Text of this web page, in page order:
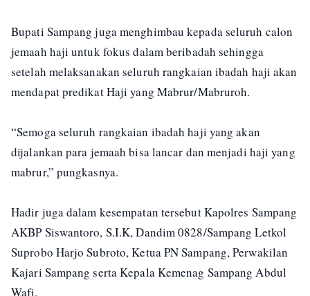
Bupati Sampang juga menghimbau kepada seluruh calon
jemaah haji untuk fokus dalam beribadah sehingga
setelah melaksanakan seluruh rangkaian ibadah haji akan
mendapat predikat Haji yang Mabrur/Mabruroh.
“Semoga seluruh rangkaian ibadah haji yang akan
dijalankan para jemaah bisa lancar dan menjadi haji yang
mabrur,” pungkasnya.
Hadir juga dalam kesempatan tersebut Kapolres Sampang
AKBP Siswantoro, S.I.K, Dandim 0828/Sampang Letkol
Suprobo Harjo Subroto, Ketua PN Sampang, Perwakilan
Kajari Sampang serta Kepala Kemenag Sampang Abdul
Wafi.